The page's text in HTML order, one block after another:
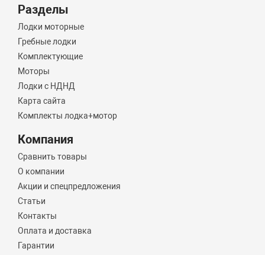
Разделы
Лодки моторные
Гребные лодки
Комплектующие
Моторы
Лодки с НДНД
Карта сайта
Комплекты лодка+мотор
Компания
Сравнить товары
О компании
Акции и спецпредложения
Статьи
Контакты
Оплата и доставка
Гарантии